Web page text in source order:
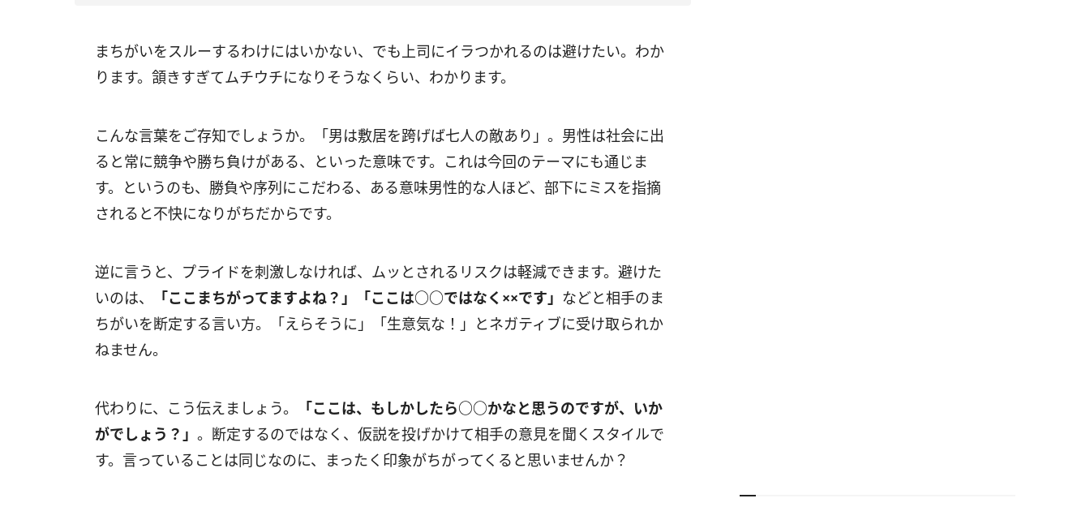
まちがいをスルーするわけにはいかない、でも上司にイラつかれるのは避けたい。わか
ります。頷きすぎてムチウチになりそうなくらい、わかります。
こんな言葉をご存知でしょうか。「男は敷居を跨げば七人の敵あり」。男性は社会に出
ると常に競争や勝ち負けがある、といった意味です。これは今回のテーマにも通じま
す。というのも、勝負や序列にこだわる、ある意味男性的な人ほど、部下にミスを指摘
されると不快になりがちだからです。
逆に言うと、プライドを刺激しなければ、ムッとされるリスクは軽減できます。避けた
いのは、
「ここまちがってますよね？」「ここは○○ではなく××です」 などと相手のま
ちがいを断定する言い方。「えらそうに」「生意気な！」とネガティブに受け取られか
ねません。
代わりに、こう伝えましょう。
「ここは、もしかしたら○○かなと思うのですが、いか
がでしょう？」 。断定するのではなく、仮説を投げかけて相手の意見を聞くスタイルで
す。言っていることは同じなのに、まったく印象がちがってくると思いませんか？